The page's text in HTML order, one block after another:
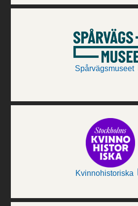
Spårvägsmuseet
Kvinnohistoriska